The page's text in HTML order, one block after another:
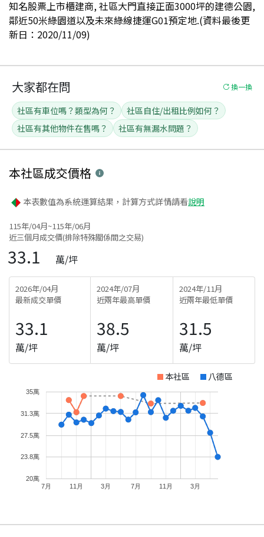
知名股票上市櫃建商, 社區大門直接正面3000坪的建德公園,
鄰近50米綠園道以及未來綠線捷運G01預定地.(資料最後更
新日：2020/11/09)
大家都在問 換一換
社區有車位嗎？類型為何？
社區自住/出租比例如何？
社區有其他物件在售嗎？
社區有無漏水問題？
本社區成交價格
本表數值為系統運算結果，計算方式詳情請看說明
115年/04月~115年/06月
近三個月成交價(排除特殊關係間之交易)
33.1 萬/坪
2026年/04月
最新成交單價
33.1
萬/坪
2024年/07月
近兩年最高單價
38.5
萬/坪
2024年/11月
近兩年最低單價
31.5
萬/坪
本社區 八德區
7月 11月 3月 7月 11月 3月
20萬
23.8萬
27.5萬
31.3萬
35萬